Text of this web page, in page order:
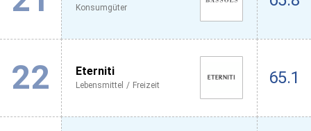
Konsumgüter
22 Eterniti
Lebensmittel / Freizeit 65.1